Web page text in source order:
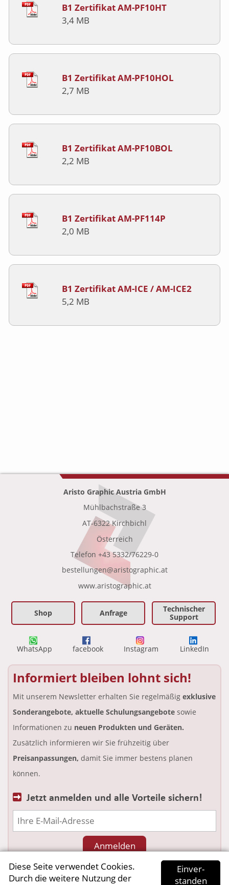
B1 Zertifikat AM-PF10HT
3,4 MB
B1 Zertifikat AM-PF10HOL
2,7 MB
B1 Zertifikat AM-PF10BOL
2,2 MB
B1 Zertifikat AM-PF114P
2,0 MB
B1 Zertifikat AM-ICE / AM-ICE2
5,2 MB
Aristo Graphic Austria GmbH
Mühlbachstraße 3
AT-6322 Kirchbichl
Österreich
Telefon +43 5332/76229-0
bestellungen@aristographic.at
www.aristographic.at
Shop Anfrage
Technischer
Support
WhatsApp facebook Instagram LinkedIn
Informiert bleiben lohnt sich!
Mit unserem Newsletter erhalten Sie regelmäßig exklusive
Sonderangebote, aktuelle Schulungsangebotesowie
Informationen zu neuen Produkten und Geräten.
Zusätzlich informieren wir Sie frühzeitig über
Preisanpassungen, damit Sie immer bestens planen
können.
Jetzt anmelden und alle Vorteile sichern!
mehr Informationen
Diese Seite verwendet Cookies.
Durch die weitere Nutzung der
Ein­ver­
standen